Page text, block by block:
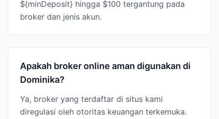
${minDeposit} hingga $100 tergantung pada
broker dan jenis akun.
Apakah broker online aman digunakan di
Dominika?
Ya, broker yang terdaftar di situs kami
diregulasi oleh otoritas keuangan terkemuka.